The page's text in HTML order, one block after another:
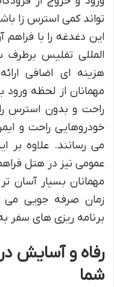
تواند کمی استرس زا
این دغدغه را با فراهم
المللی تفلیس
هزینه ای اضافی
مهمانان از لحظه
راحت و بدون استرس را
خودروهایی راحت و
می رسانند. علاوه بر
عمومی نیز در هتل
مهمانان بسیار آسان
زمان صرفه جویی می
برنامه ریزی های سفر
رفاه و آسایش
شما